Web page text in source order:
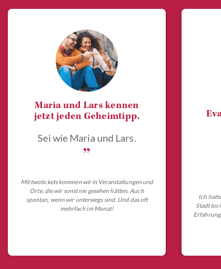
Maria und Lars kennen
jetzt jeden Geheimtipp.
Sei wie Maria und Lars.
„
Mit twotickets kommen wir in Veranstaltungen und
Orte, die wir sonst nie gesehen hätten. Auch
spontan, wenn wir unterwegs sind. Und das oft
mehrfach im Monat!
Ich
Stadt los